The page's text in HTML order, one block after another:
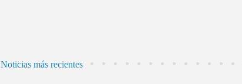
Noticias más recientes